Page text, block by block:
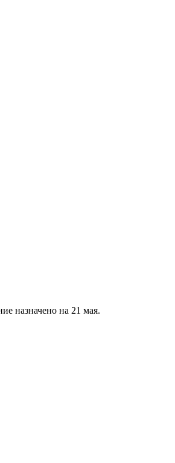
назначено на 21 мая.